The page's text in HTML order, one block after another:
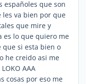
españoles que son
les va bien por que
que mire y
es lo que quiero me
que si esta bien o
he creido asi me
AAA
cosas por eso me